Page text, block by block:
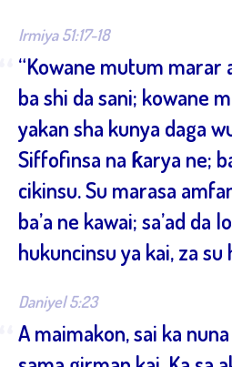
Irmiya 51:17-18
“Kowane mutum marar
ba shi da sani; kowane
yakan sha kunya daga
Siffofinsa na ƙarya ne;
cikinsu. Su marasa
ba’a ne kawai; sa’ad da
hukuncinsu ya kai, za su
Daniyel 5:23
A maimakon, sai ka